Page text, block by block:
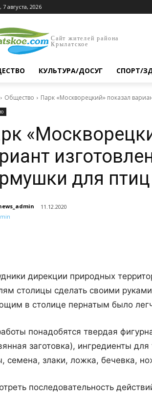
7 августа, 2026
Сайт жителей района
Крылатское
КУЛЬТУРА/ДОСУГ СПОРТ/
Общество Парк «Москворецкий» показал
для птиц
11.12.2020
дирекции природных
столицы сделать своими
в столице пернатым было
понадобятся твердая
заготовка), ингредиенты
семена, злаки, ложка, бечевка,
последовательность